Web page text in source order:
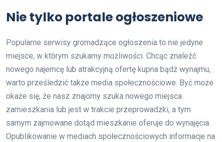
Nie tylko portale ogłoszeniowe
Popularne serwisy gromadzące ogłoszenia to nie jedyne
miejsce, w którym szukamy możliwości. Chcąc znaleźć
nowego najemcę lub atrakcyjną ofertę kupna bądź wynajmu,
warto prześledzić także media społecznościowe. Być może
okaże się, że nasz znajomy szuka nowego miejsca
zamieszkania lub jest w trakcie przeprowadzki, a tym
samym zajmowane dotąd mieszkanie oferuje do wynajęcia.
Opublikowanie w mediach społecznościowych informacje na